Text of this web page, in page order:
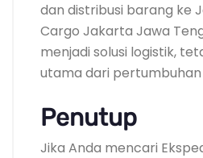
dan distribusi barang ke
Cargo Jakarta Jawa
menjadi solusi logistik,
utama dari
Penutup
Jika Anda mencari